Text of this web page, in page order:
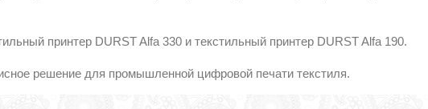
принтер DURST Alfa 330 и текстильный принтер DURST Alfa 190.
решение для промышленной цифровой печати текстиля.